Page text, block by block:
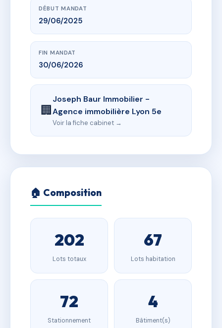
DÉBUT MANDAT
29/06/2025
FIN MANDAT
30/06/2026
🏢
Joseph Baur Immobilier -
Agence immobilière Lyon 5e
Voir la fiche cabinet →
🏠 Composition
202
Lots totaux
67
Lots habitation
72
Stationnement
4
Bâtiment(s)